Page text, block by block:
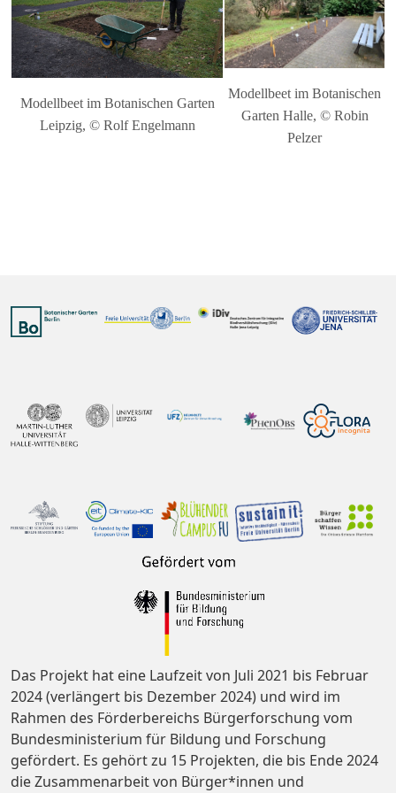
Modellbeet im Botanischen Garten
Leipzig, © Rolf Engelmann
Modellbeet im Botanischen
Garten Halle, © Robin
Pelzer
Das Projekt hat eine Laufzeit von Juli 2021 bis Februar
2024 (verlängert bis Dezember 2024) und wird im
Rahmen des Förderbereichs Bürgerforschung vom
Bundesministerium für Bildung und Forschung
gefördert. Es gehört zu 15 Projekten, die bis Ende 2024
die Zusammenarbeit von Bürger*innen und